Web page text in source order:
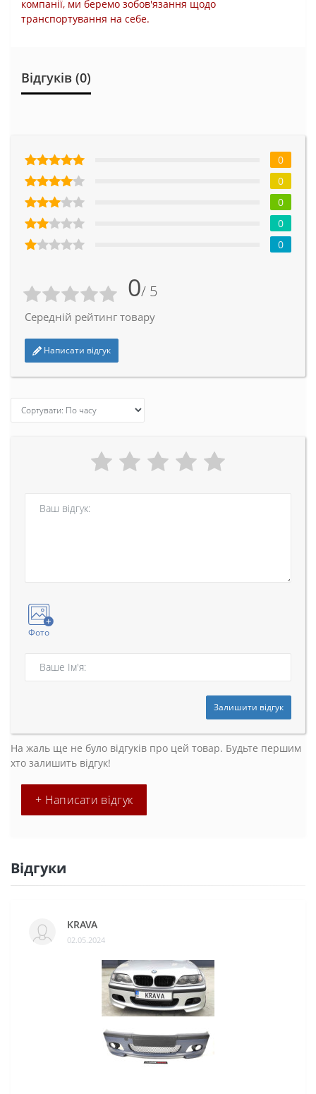
компанії, ми беремо зобов'язання щодо
транспортування на себе.
Відгуків (0)
0/ 5
Середній рейтинг товару
Написати відгук
0
0
0
0
0
Фото
Залишити відгук
На жаль ще не було відгуків про цей товар. Будьте першим
хто залишить відгук!
+ Написати відгук
Відгуки
KRAVA
02.05.2024